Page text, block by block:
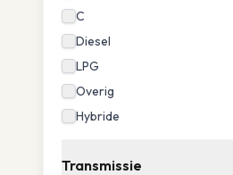
C
Diesel
LPG
Overig
Hybride
Transmissie